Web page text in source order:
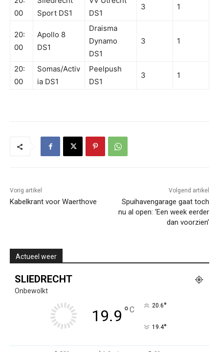
00
Sport DS1
DS1
3 1
20:
00
Apollo 8
DS1
Draisma
Dynamo
DS1
3 1
20:
00
Somas/Activ
ia DS1
Peelpush
DS1
3 1
Vorig artikel
Kabelkrant voor Waerthove
Volgend artikel
Spuihavengarage gaat toch
nu al open: ‘Een week eerder
dan voorzien’
Actueel weer
SLIEDRECHT
Onbewolkt
19.9 °C 20.6°
19.4°